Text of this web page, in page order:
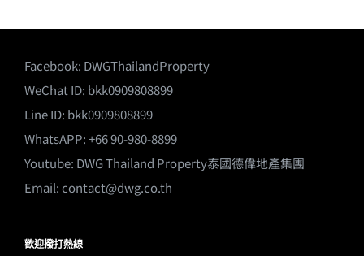
Facebook: DWGThailandProperty
WeChat ID: bkk0909808899
Line ID: bkk0909808899
WhatsAPP: +66 90-980-8899
Youtube: DWG Thailand Property泰國德偉地產集團
Email:contact@dwg.co.th
歡迎撥打熱線